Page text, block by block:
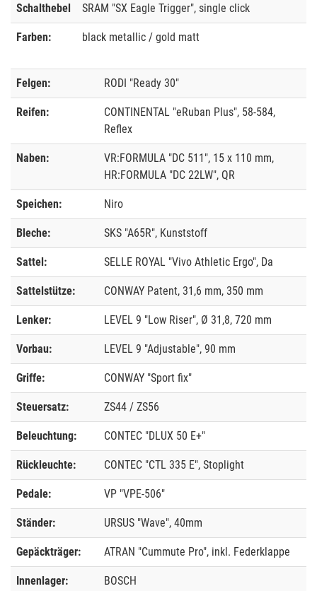
Schalthebel SRAM "SX Eagle Trigger", single click
Farben: black metallic / gold matt
Felgen: RODI "Ready 30"
Reifen:
CONTINENTAL "eRuban Plus", 58-584,
Reflex
Naben:
VR:FORMULA "DC 511", 15 x 110 mm,
HR:FORMULA "DC 22LW", QR
Speichen: Niro
Bleche: SKS "A65R", Kunststoff
Sattel: SELLE ROYAL "Vivo Athletic Ergo", Da
Sattelstütze: CONWAY Patent, 31,6 mm, 350 mm
Lenker: LEVEL 9 "Low Riser", Ø 31,8, 720 mm
Vorbau: LEVEL 9 "Adjustable", 90 mm
Griffe: CONWAY "Sport fix"
Steuersatz: ZS44 / ZS56
Beleuchtung: CONTEC "DLUX 50 E+"
Rückleuchte: CONTEC "CTL 335 E", Stoplight
Pedale: VP "VPE-506"
Ständer: URSUS "Wave", 40mm
Gepäckträger: ATRAN "Cummute Pro", inkl. Federklappe
Innenlager: BOSCH